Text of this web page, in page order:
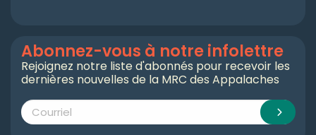
Abonnez-vous à notre infolettre
Rejoignez notre liste d'abonnés pour recevoir les
dernières nouvelles de la MRC des Appalaches